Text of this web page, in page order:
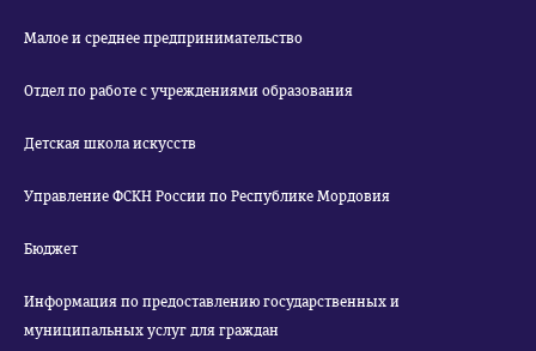
Малое и среднее предпринимательство
Отдел по работе с учреждениями образования
Детская школа искусств
Управление ФСКН России по Республике Мордовия
Бюджет
Информация по предоставлению государственных и
муниципальных услуг для граждан